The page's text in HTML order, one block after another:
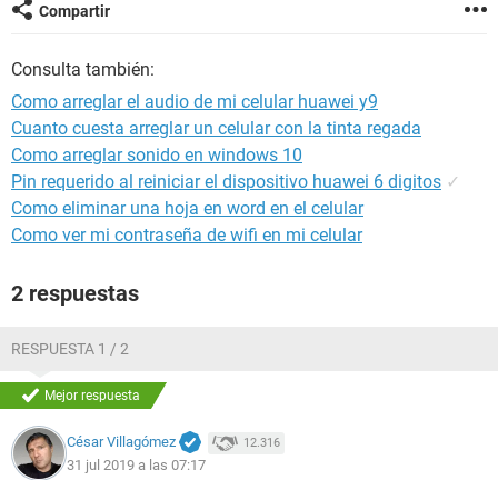
Compartir
Consulta también:
Como arreglar el audio de mi celular huawei y9
Cuanto cuesta arreglar un celular con la tinta regada
Como arreglar sonido en windows 10
Pin requerido al reiniciar el dispositivo huawei 6 digitos ✓
Como eliminar una hoja en word en el celular
Como ver mi contraseña de wifi en mi celular
2 respuestas
RESPUESTA 1 / 2
Mejor respuesta
César Villagómez 12.316
31 jul 2019 a las 07:17